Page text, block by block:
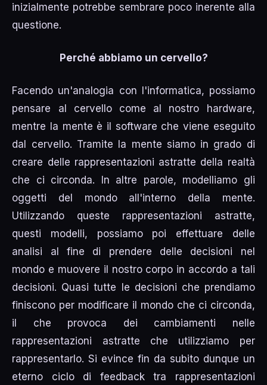
inizialmente potrebbe sembrare poco inerente alla
questione.
Perché abbiamo un cervello?
Facendo un'analogia con l'informatica, possiamo
pensare al cervello come al nostro hardware,
mentre la mente è il software che viene eseguito
dal cervello. Tramite la mente siamo in grado di
creare delle rappresentazioni astratte della realtà
che ci circonda. In altre parole, modelliamo gli
oggetti del mondo all'interno della mente.
Utilizzando queste rappresentazioni astratte,
questi modelli, possiamo poi effettuare delle
analisi al fine di prendere delle decisioni nel
mondo e muovere il nostro corpo in accordo a tali
decisioni. Quasi tutte le decisioni che prendiamo
finiscono per modificare il mondo che ci circonda,
il che provoca dei cambiamenti nelle
rappresentazioni astratte che utilizziamo per
rappresentarlo. Si evince fin da subito dunque un
eterno ciclo di feedback tra rappresentazioni